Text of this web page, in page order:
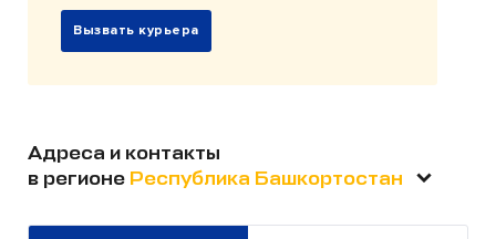
Вызвать курьера
Адреса и контакты
в регионе Республика Башкортостан